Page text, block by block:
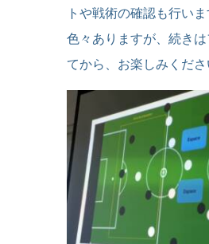
トや戦術の確認も行い
色々ありますが、続き
てから、お楽しみくださ